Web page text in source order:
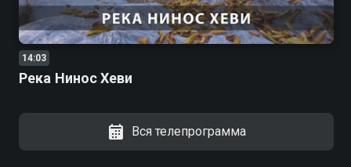
14:03
Река Нинос Хеви
Вся телепрограмма